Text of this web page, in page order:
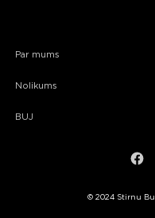
Par mums
Nolikums
BUJ
© 2024 Stirnu